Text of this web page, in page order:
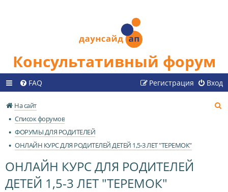
Консультативный форум
FAQ Вход
Регистрация
На сайт
Список форумов
ФОРУМЫ ДЛЯ РОДИТЕЛЕЙ
ОНЛАЙН КУРС ДЛЯ РОДИТЕЛЕЙ ДЕТЕЙ 1,5-3 ЛЕТ "ТЕРЕМОК"
ОНЛАЙН КУРС ДЛЯ РОДИТЕЛЕЙ
ДЕТЕЙ 1,5-3 ЛЕТ "ТЕРЕМОК"